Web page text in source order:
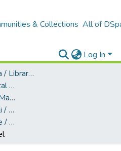
& Collections All of
Log In
B1 – LU bibliotēka / Library of the UL
Digitālā bibliotēka / Digital library
Rokraksti. Manuskripti / Manuscripts
Garlība Merķeļa materiāli / Materials of Garlieb Merkel
Garlība Merķeļa sarakste / Correspondence of Garlieb Merkel (Ms. 930a)